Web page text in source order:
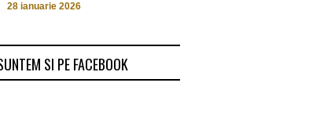
din Turnu
2024
sunt una dintre hotiile cel mai
des folosite
28 ianuarie 2026
SI PE FACEBOOK